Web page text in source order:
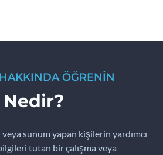
ÖĞRENİN
Nedir?
sunum yapan kişilerin yardımcı
tutan bir çalışma veya